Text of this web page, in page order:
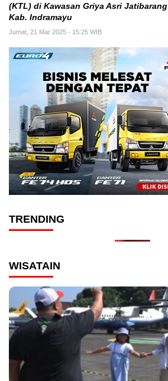
(KTL) di Kawasan Griya Asri Jatibarang
Kab. Indramayu
Jumat, 21 Mar 2025 - 15:25 WIB
TRENDING
WISATAIN